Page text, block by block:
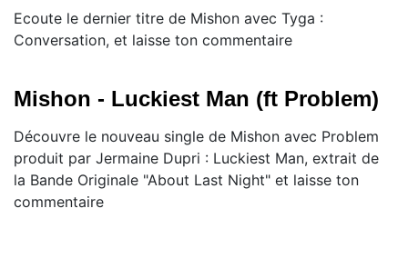
Ecoute le dernier titre de Mishon avec Tyga :
Conversation, et laisse ton commentaire
Mishon - Luckiest Man (ft Problem)
Découvre le nouveau single de Mishon avec Problem
produit par Jermaine Dupri : Luckiest Man, extrait de
la Bande Originale "About Last Night" et laisse ton
commentaire